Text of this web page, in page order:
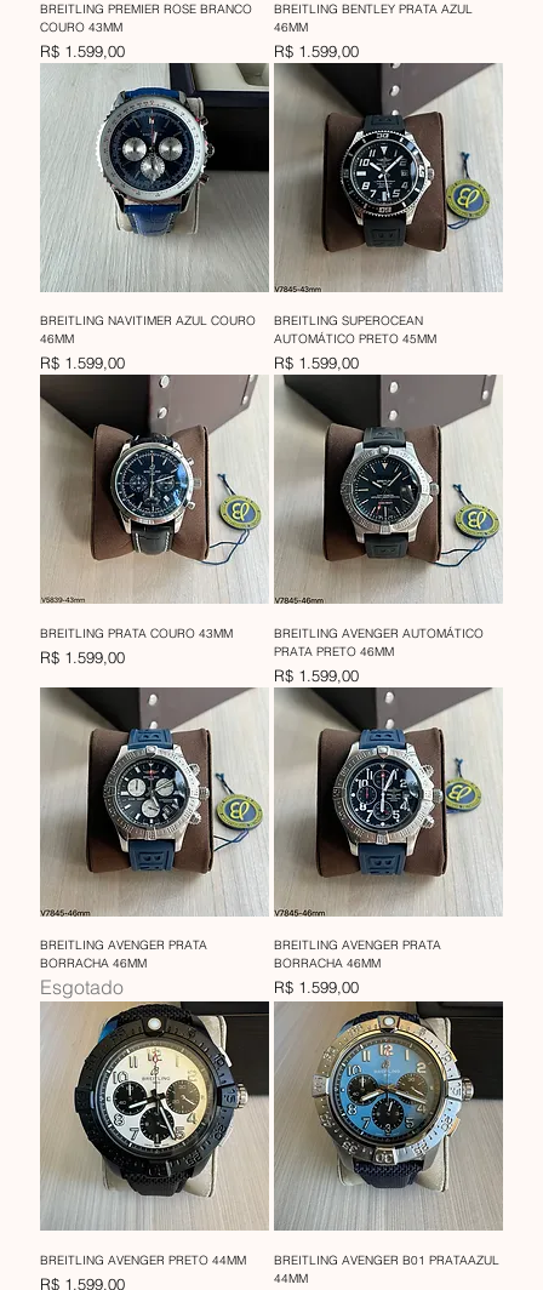
BREITLING PREMIER ROSE BRANCO
COURO 43MM
Preço
R$ 1.599,00
BREITLING BENTLEY PRATA AZUL
46MM
Preço
R$ 1.599,00
BREITLING NAVITIMER AZUL COURO
46MM
Preço
R$ 1.599,00
BREITLING SUPEROCEAN
AUTOMÁTICO PRETO 45MM
Preço
R$ 1.599,00
BREITLING PRATA COURO 43MM
Preço
R$ 1.599,00
BREITLING AVENGER AUTOMÁTICO
PRATA PRETO 46MM
Preço
R$ 1.599,00
BREITLING AVENGER PRATA
BORRACHA 46MM
Esgotado
BREITLING AVENGER PRATA
BORRACHA 46MM
Preço
R$ 1.599,00
BREITLING AVENGER PRETO 44MM
Preço
R$ 1.599,00
BREITLING AVENGER B01 PRATAAZUL
44MM